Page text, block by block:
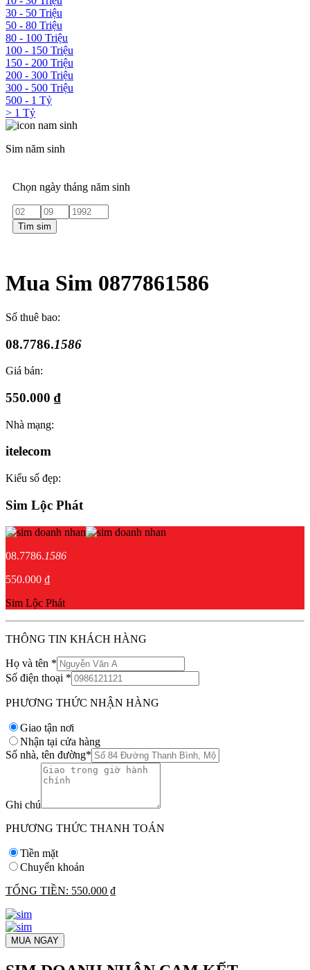
30 - 50 Triệu
50 - 80 Triệu
80 - 100 Triệu
100 - 150 Triệu
150 - 200 Triệu
200 - 300 Triệu
300 - 500 Triệu
500 - 1 Tỷ
> 1 Tỷ
Sim năm sinh
Chọn ngày tháng năm sinh
Tìm sim
Mua Sim 0877861586
Số thuê bao:
08.7786.1586
Giá bán:
550.000 ₫
Nhà mạng:
itelecom
Kiểu số đẹp:
Sim Lộc Phát
08.7786.1586
550.000 ₫
Sim Lộc Phát
THÔNG TIN KHÁCH HÀNG
Họ và tên *
Số điện thoại *
PHƯƠNG THỨC NHẬN HÀNG
Giao tận nơi
Nhận tại cửa hàng
Số nhà, tên đường*
Ghi chú
PHƯƠNG THỨC THANH TOÁN
Tiền mặt
Chuyển khoản
TỔNG TIỀN: 550.000 ₫
MUA NGAY